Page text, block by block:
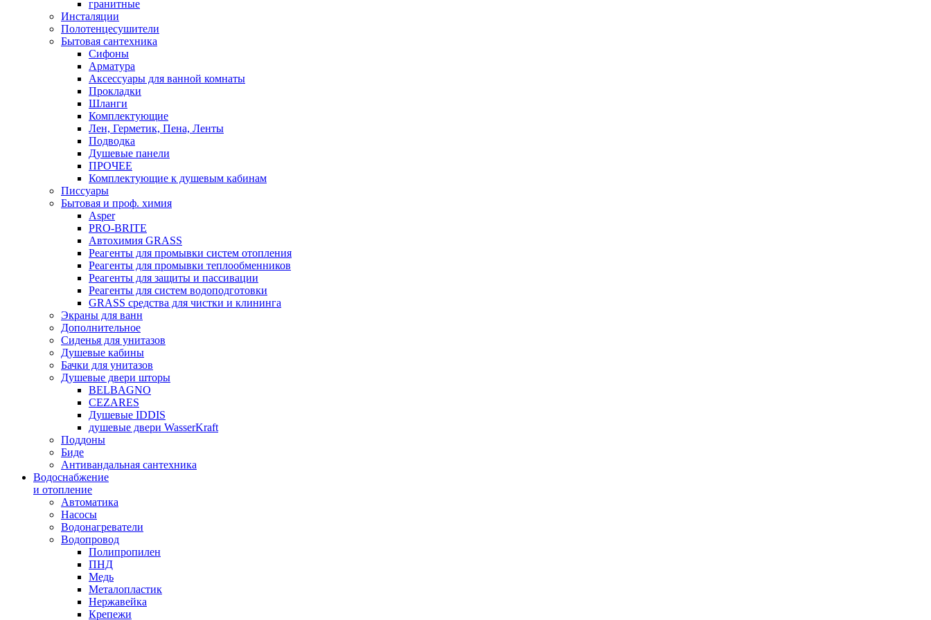
гранитные
Инсталяции
Полотенцесушители
Бытовая сантехника
Сифоны
Арматура
Аксессуары для ванной комнаты
Прокладки
Шланги
Комплектующие
Лен, Герметик, Пена, Ленты
Подводка
Душевые панели
ПРОЧЕЕ
Комплектующие к душевым кабинам
Писсуары
Бытовая и проф. химия
Asper
PRO-BRITE
Автохимия GRASS
Реагенты для промывки систем отопления
Реагенты для промывки теплообменников
Реагенты для защиты и пассивации
Реагенты для систем водоподготовки
GRASS средства для чистки и клининга
Экраны для ванн
Дополнительное
Сиденья для унитазов
Душевые кабины
Бачки для унитазов
Душевые двери шторы
BELBAGNO
CEZARES
Душевые IDDIS
душевые двери WasserKraft
Поддоны
Биде
Антивандальная сантехника
Водоснабжение
и отопление
Автоматика
Насосы
Водонагреватели
Водопровод
Полипропилен
ПНД
Медь
Металопластик
Нержавейка
Крепежи